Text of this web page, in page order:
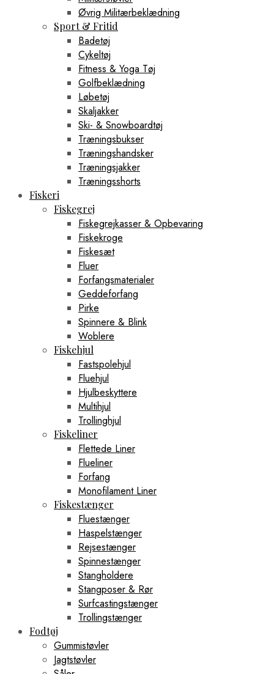
Øvrig Militærbeklædning
Sport & Fritid
Badetøj
Cykeltøj
Fitness & Yoga Tøj
Golfbeklædning
Løbetøj
Skaljakker
Ski- & Snowboardtøj
Træningsbukser
Træningshandsker
Træningsjakker
Træningsshorts
Fiskeri
Fiskegrej
Fiskegrejkasser & Opbevaring
Fiskekroge
Fiskesæt
Fluer
Forfangsmaterialer
Geddeforfang
Pirke
Spinnere & Blink
Woblere
Fiskehjul
Fastspolehjul
Fluehjul
Hjulbeskyttere
Multihjul
Trollinghjul
Fiskeliner
Flettede Liner
Flueliner
Forfang
Monofilament Liner
Fiskestænger
Fluestænger
Haspelstænger
Rejsestænger
Spinnestænger
Stangholdere
Stangposer & Rør
Surfcastingstænger
Trollingstænger
Fodtøj
Gummistøvler
Jagtstøvler